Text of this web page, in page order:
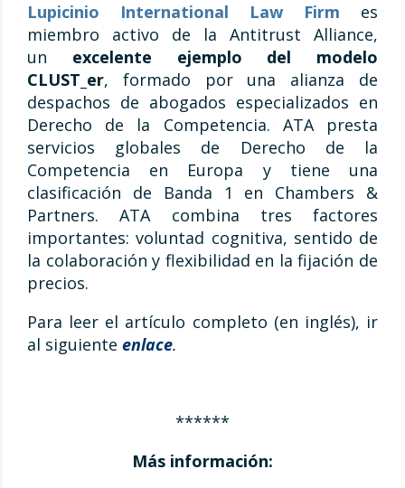
Lupicinio International Law Firm es
miembro activo de la Antitrust Alliance,
un excelente ejemplo del modelo
CLUST_er, formado por una alianza de
despachos de abogados especializados en
Derecho de la Competencia. ATA presta
servicios globales de Derecho de la
Competencia en Europa y tiene una
clasificación de Banda 1 en Chambers &
Partners. ATA combina tres factores
importantes: voluntad cognitiva, sentido de
la colaboración y flexibilidad en la fijación de
precios.
Para leer el artículo completo (en inglés), ir
al siguiente enlace.
******
Más información: